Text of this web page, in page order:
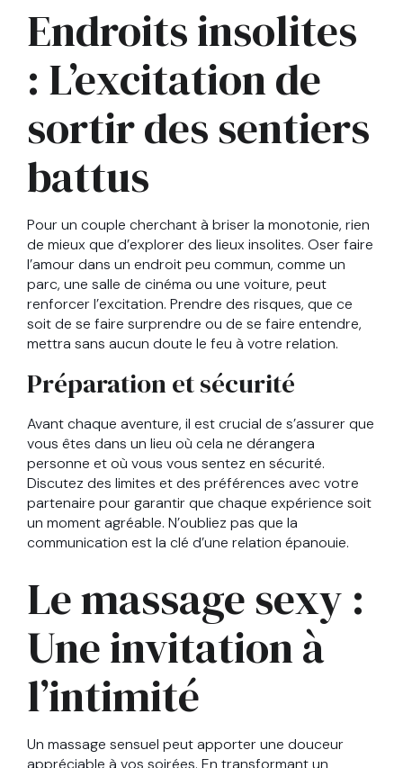
Endroits insolites
: L’excitation de
sortir des sentiers
battus
Pour un couple cherchant à briser la monotonie, rien
de mieux que d’explorer des lieux insolites. Oser faire
l’amour dans un endroit peu commun, comme un
parc, une salle de cinéma ou une voiture, peut
renforcer l’excitation. Prendre des risques, que ce
soit de se faire surprendre ou de se faire entendre,
mettra sans aucun doute le feu à votre relation.
Préparation et sécurité
Avant chaque aventure, il est crucial de s’assurer que
vous êtes dans un lieu où cela ne dérangera
personne et où vous vous sentez en sécurité.
Discutez des limites et des préférences avec votre
partenaire pour garantir que chaque expérience soit
un moment agréable. N’oubliez pas que la
communication est la clé d’une relation épanouie.
Le massage sexy :
Une invitation à
l’intimité
Un massage sensuel peut apporter une douceur
appréciable à vos soirées. En transformant un